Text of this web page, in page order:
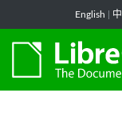
English